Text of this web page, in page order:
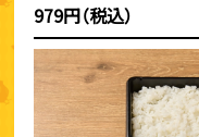
979円（税込）